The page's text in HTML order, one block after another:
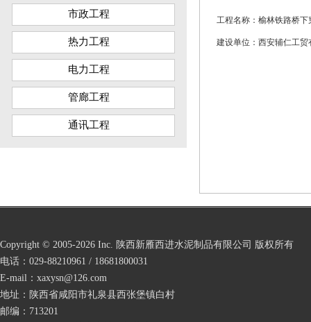
市政工程
热力工程
电力工程
管廊工程
通讯工程
工程名称：榆林铁路桥
建设单位：西安辅仁工贸
Copyright © 2005-2026 Inc. 陕西新雁西进水泥制品有限公司 版权所有
电话：029-88210961 / 18681800031
E-mail：xaxysn@126.com
地址：陕西省咸阳市礼泉县西张堡镇白村
邮编：713201